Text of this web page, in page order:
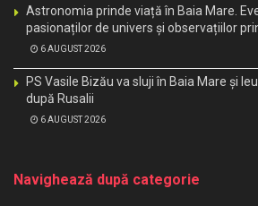
Astronomia prinde viață în Baia Mare.
pasionaților de univers și observațiilor
6 AUGUST 2026
PS Vasile Bizău va sluji în Baia Mare și
după Rusalii
6 AUGUST 2026
Navighează după categorie